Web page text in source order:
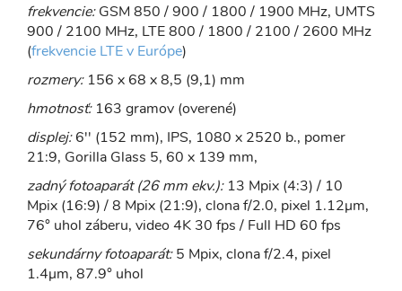
frekvencie:GSM 850 / 900 / 1800 / 1900 MHz, UMTS
900 / 2100 MHz, LTE 800 / 1800 / 2100 / 2600 MHz
(frekvencie LTE v Európe)
rozmery:156 x 68 x 8,5 (9,1) mm
hmotnosť:163 gramov (overené)
displej:6'' (152 mm), IPS, 1080 x 2520 b., pomer
21:9, Gorilla Glass 5, 60 x 139 mm,
zadný fotoaparát (26 mm ekv.):13 Mpix (4:3) / 10
Mpix (16:9) / 8 Mpix (21:9), clona f/2.0, pixel 1.12μm,
76° uhol záberu, video 4K 30 fps / Full HD 60 fps
sekundárny fotoaparát:5 Mpix, clona f/2.4, pixel
1.4μm, 87.9° uhol